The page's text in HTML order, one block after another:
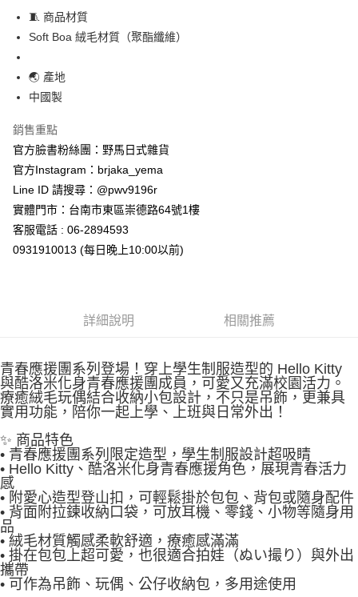
宅配
每筆NT$100，滿NT$999(含以上)免運費
🧵 商品材質
Soft Boa 絨毛材質（聚酯纖維）
🌏 產地
中國製
銷售重點
官方臉書粉絲團：野馬日式雜貨
官方Instagram：brjaka_yema
Line ID 請搜尋：@pwv9196r
實體門市：台南市東區崇德路64號1樓
客服電話 : 06-2894593
0931910013 (每日晚上10:00以前)
詳細說明 相關推薦
青春應援團系列登場！穿上學生制服造型的 Hello Kitty
與酷洛米化身青春應援團成員，可愛又充滿校園活力。
療癒絨毛玩偶結合收納小包設計，不只是吊飾，更兼具
實用功能，陪你一起上學、上班與日常外出！
✨ 商品特色
• 青春應援團系列限定造型，學生制服設計超吸睛
• Hello Kitty、酷洛米化身青春應援角色，展現青春活力
感
• 附愛心造型登山扣，可輕鬆掛於包包、背包或隨身配件
• 背面附拉鍊收納口袋，可放耳機、零錢、小物等隨身用
品
• 絨毛材質觸感柔軟舒適，療癒感滿滿
• 掛在包包上超可愛，也很適合拍娃（ぬい撮り）與外出
攜帶
• 可作為吊飾、玩偶、公仔收納包，多用途使用